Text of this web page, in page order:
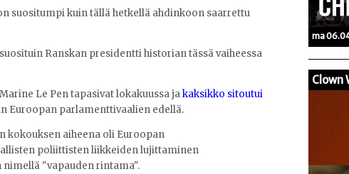
suositumpi kuin tällä hetkellä ahdinkoon saarrettu
Ranskan presidentti historian tässä vaiheessa
Le Pen tapasivat lokakuussa jakaksikko sitoutui
Euroopan parlamenttivaalien edellä.
kokouksen aiheena oli Euroopan
poliittisten liikkeiden lujittaminen
"vapauden rintama".
ma
Clown